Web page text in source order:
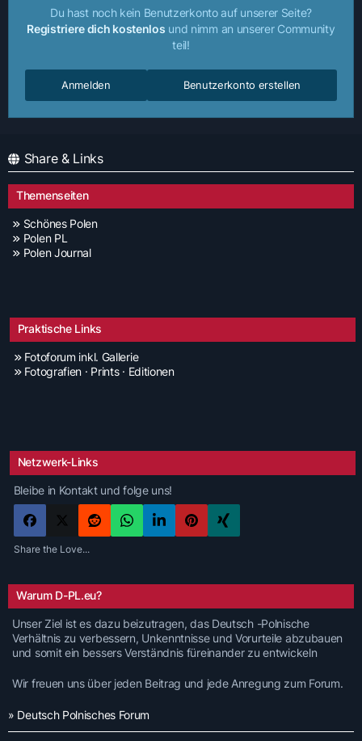
Du hast noch kein Benutzerkonto auf unserer Seite?
Registriere dich kostenlos und nimm an unserer Community
teil!
Benutzerkonto erstellen
Anmelden
Share & Links
Themenseiten
Schönes Polen
Polen PL
Polen Journal
Praktische Links
Fotoforum inkl. Gallerie
Fotografien · Prints · Editionen
Netzwerk-Links
Bleibe in Kontakt und folge uns!
Share the Love...
Warum D-PL.eu?
Unser Ziel ist es dazu beizutragen, das Deutsch -Polnische
Verhältnis zu verbessern, Unkenntnisse und Vorurteile abzubauen
und somit ein bessers Verständnis füreinander zu entwickeln
Wir freuen uns über jeden Beitrag und jede Anregung zum Forum.
» Deutsch Polnisches Forum